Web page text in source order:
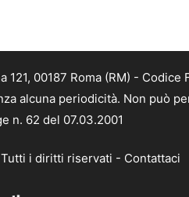
00187 Roma (RM) -
alcuna periodicità. Non può
n. 62 del 07.03.2001
i diritti riservati - Contattaci